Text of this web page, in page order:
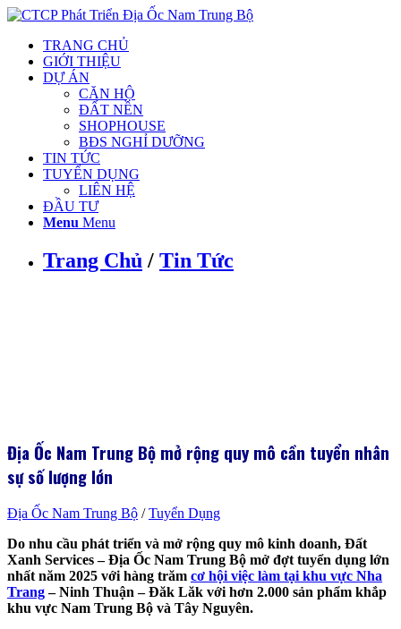
TRANG CHỦ
GIỚI THIỆU
DỰ ÁN
CĂN HỘ
ĐẤT NỀN
SHOPHOUSE
BĐS NGHỈ DƯỠNG
TIN TỨC
TUYỂN DỤNG
LIÊN HỆ
ĐẦU TƯ
Menu Menu
Trang Chủ / Tin Tức
Địa Ốc Nam Trung Bộ mở rộng quy mô cần tuyển nhân
sự số lượng lớn
Địa Ốc Nam Trung Bộ /Tuyển Dụng
Do nhu cầu phát triển và mở rộng quy mô kinh doanh, Đất
Xanh Services – Địa Ốc Nam Trung Bộ mở đợt tuyển dụng lớn
nhất năm 2025 với hàng trăm cơ hội việc làm tại khu vực Nha
Trang– Ninh Thuận – Đăk Lăk với hơn 2.000 sản phẩm khắp
khu vực Nam Trung Bộ và Tây Nguyên.